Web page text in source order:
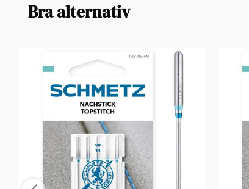
Bra alternativ